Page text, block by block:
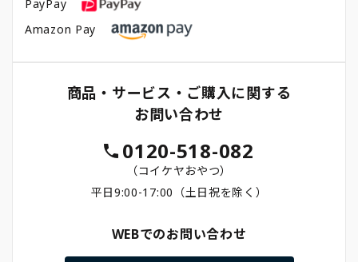
PayPay
Amazon Pay
商品・サービス・ご購入に関する
お問い合わせ
0120-518-082
（コイケヤおやつ）
平日9:00-17:00（土日祝を除く）
WEBでのお問い合わせ